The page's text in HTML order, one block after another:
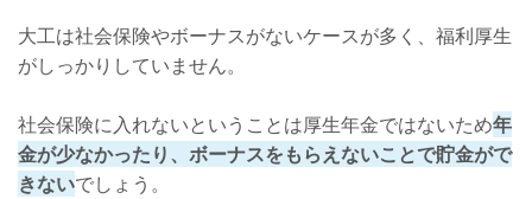
大工は社会保険やボーナスがないケースが多く、福利厚生
がしっかりしていません。
社会保険に入れないということは厚生年金ではないため年
金が少なかったり、ボーナスをもらえないことで貯金がで
きないでしょう。